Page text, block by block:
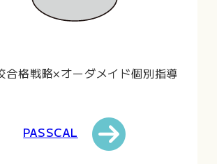
合格戦略×オーダメイド個別指導
PASSCAL